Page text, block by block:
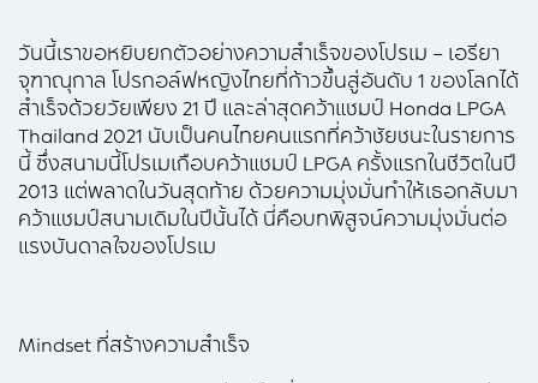
วันนี้เราขอหยิบยกตัวอย่างความสำเร็จของโปรเม – เอรียา
จุฑาณุกาล โปรกอล์ฟหญิงไทยที่ก้าวขึ้นสู่อันดับ 1 ของโลกได้
สำเร็จด้วยวัยเพียง 21 ปี และล่าสุดคว้าแชมป์ Honda LPGA
Thailand 2021 นับเป็นคนไทยคนแรกที่คว้าชัยชนะในรายการ
นี้ ซึ่งสนามนี้โปรเมเกือบคว้าแชมป์ LPGA ครั้งแรกในชีวิตในปี
2013 แต่พลาดในวันสุดท้าย ด้วยความมุ่งมั่นทำให้เธอกลับมา
คว้าแชมป์สนามเดิมในปีนั้นได้ นี่คือบทพิสูจน์ความมุ่งมั่นต่อ
แรงบันดาลใจของโปรเม
Mindset ที่สร้างความสำเร็จ